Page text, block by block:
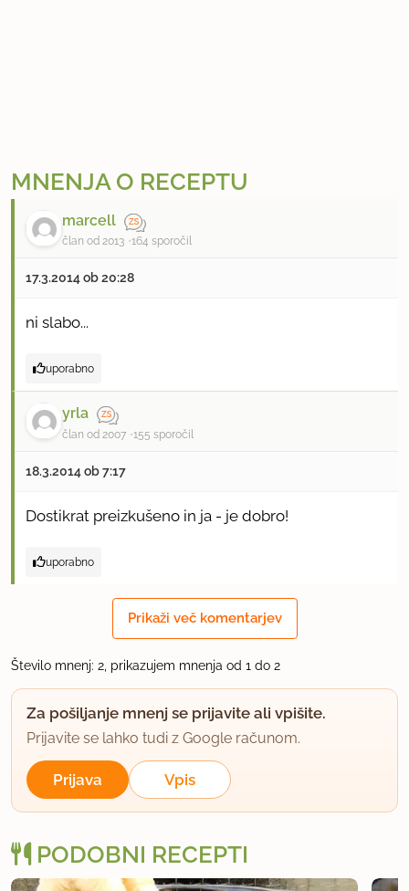
MNENJA O RECEPTU
marcell
član od 2013 164 sporočil
17.3.2014 ob 20:28
ni slabo...
uporabno
yrla
član od 2007 155 sporočil
18.3.2014 ob 7:17
Dostikrat preizkušeno in ja - je dobro!
uporabno
Prikaži več komentarjev
Število mnenj: 2, prikazujem mnenja od 1 do 2
Za pošiljanje mnenj se prijavite ali vpišite.
Prijavite se lahko tudi z Google računom.
Prijava Vpis
PODOBNI RECEPTI